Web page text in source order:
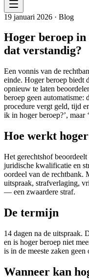
19 januari 2026 · Blog
Hoger beroep
dat verstandig?
Een vonnis van de
einde. Hoger beroep biedt
opnieuw te laten
beroep geen automatisme:
procedure vergt geld, tijd
ik in hoger beroep?’, maar
Hoe werkt
Het gerechtshof
juridische kwalificatie en
oordeel van de rechtbank.
uitspraak, strafverlaging,
— een zwaardere straf.
De termijn
14 dagen na de uitspraak.
en is hoger beroep niet
is in de meeste zaken geen
Wanneer kan